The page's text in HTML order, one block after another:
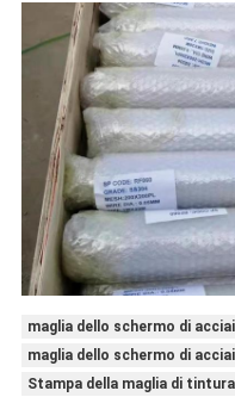
maglia dello schermo di
maglia dello schermo di
Stampa della maglia di